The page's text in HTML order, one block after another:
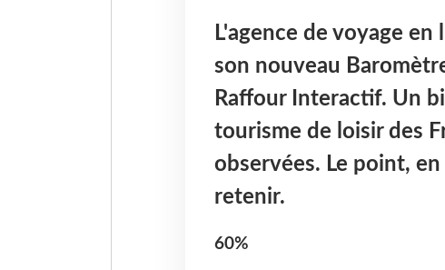
L'agence de voyage
son nouveau
Raffour Interactif. Un
tourisme de loisir des
observées. Le point,
retenir.
60%